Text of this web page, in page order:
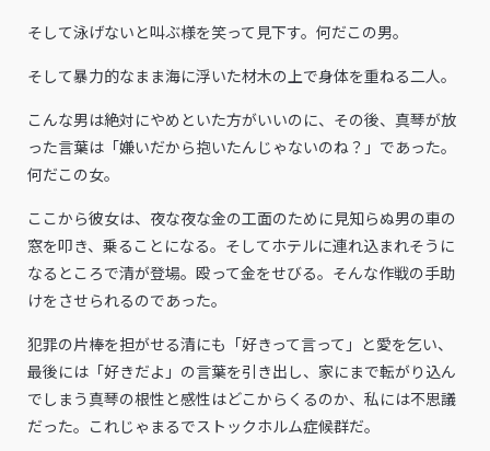
そして泳げないと叫ぶ様を笑って見下す。何だこの男。
そして暴力的なまま海に浮いた材木の上で身体を重ねる二人。
こんな男は絶対にやめといた方がいいのに、その後、真琴が放
った言葉は「嫌いだから抱いたんじゃないのね？」であった。
何だこの女。
ここから彼女は、夜な夜な金の工面のために見知らぬ男の車の
窓を叩き、乗ることになる。そしてホテルに連れ込まれそうに
なるところで清が登場。殴って金をせびる。そんな作戦の手助
けをさせられるのであった。
犯罪の片棒を担がせる清にも「好きって言って」と愛を乞い、
最後には「好きだよ」の言葉を引き出し、家にまで転がり込ん
でしまう真琴の根性と感性はどこからくるのか、私には不思議
だった。これじゃまるでストックホルム症候群だ。